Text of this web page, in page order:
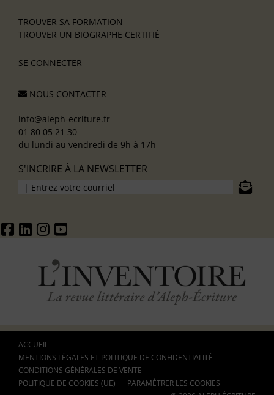
TROUVER SA FORMATION
TROUVER UN BIOGRAPHE CERTIFIÉ
SE CONNECTER
NOUS CONTACTER
info@aleph-ecriture.fr
01 80 05 21 30
du lundi au vendredi de 9h à 17h
S'INCRIRE À LA NEWSLETTER
ACCUEIL
MENTIONS LÉGALES ET POLITIQUE DE CONFIDENTIALITÉ
CONDITIONS GÉNÉRALES DE VENTE
POLITIQUE DE COOKIES (UE)
PARAMÉTRER LES COOKIES